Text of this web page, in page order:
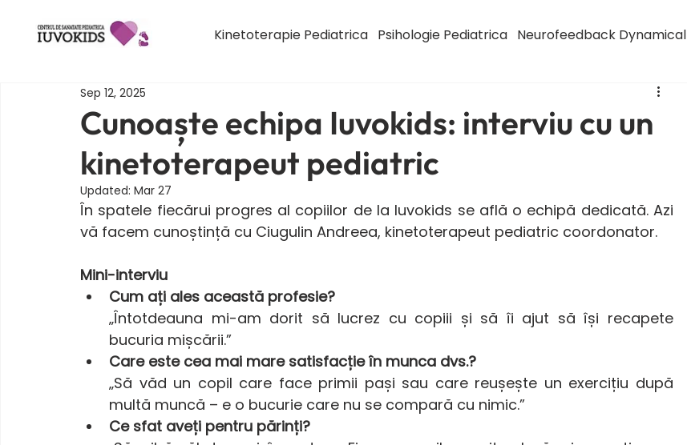
Kinetoterapie Pediatrica Psihologie Pediatrica Neurofeedback Dynamical
Cunoaște echipa Iuvokids: interviu cu un
kinetoterapeut pediatric
Sep 12, 2025
Updated: Mar 27
În spatele fiecărui progres al copiilor de la Iuvokids se află o echipă dedicată. Azi
vă facem cunoștință cu Ciugulin Andreea, kinetoterapeut pediatric coordonator.
Mini-interviu
Cum ați ales această profesie?
„Întotdeauna mi-am dorit să lucrez cu copiii și să îi ajut să își recapete
bucuria mișcării.”
Care este cea mai mare satisfacție în munca dvs.?
„Să văd un copil care face primii pași sau care reușește un exercițiu după
multă muncă – e o bucurie care nu se compară cu nimic.”
Ce sfat aveți pentru părinți?